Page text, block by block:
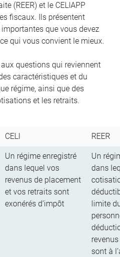
(REER) et le CELIAPP
fiscaux. Ils présentent
que vous devez
qui vous convient le mieux.
questions qui reviennent
caractéristiques et du
régime, ainsi que des
et les retraits.
CELI REER
Un régime enregistré
dans lequel vos
revenus de placement
et vos retraits sont
exonérés d’impôt
Un
dans
limite
sont à